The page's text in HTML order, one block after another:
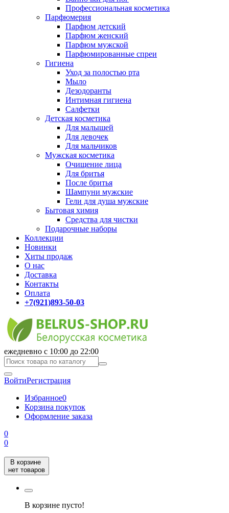
Профессиональная косметика
Парфюмерия
Парфюм детский
Парфюм женский
Парфюм мужской
Парфюмированные спреи
Гигиена
Уход за полостью рта
Мыло
Дезодоранты
Интимная гигиена
Салфетки
Детская косметика
Для малышей
Для девочек
Для мальчиков
Мужская косметика
Очищение лица
Для бритья
После бритья
Шампуни мужские
Гели для душа мужские
Бытовая химия
Средства для чистки
Подарочные наборы
Коллекции
Новинки
Хиты продаж
О нас
Доставка
Контакты
Оплата
+7(921)893-50-03
ежедневно с 10:00 до 22:00
ВойтиРегистрация
Избранное0
Корзина покупок
Оформление заказа
0
0
В корзине
нет товаров
В корзине пусто!